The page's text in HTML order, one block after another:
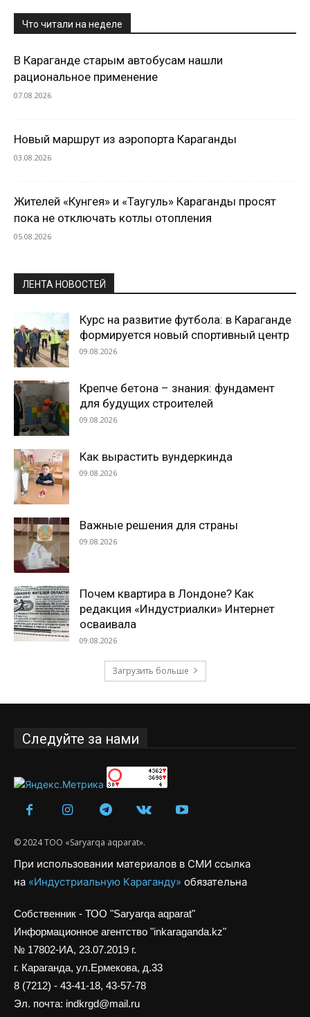
Что читали на неделе
В Караганде старым автобусам нашли
рациональное применение
07.08.2026
Новый маршрут из аэропорта Караганды
03.08.2026
Жителей «Кунгея» и «Таугуль» Караганды просят
пока не отключать котлы отопления
05.08.2026
ЛЕНТА НОВОСТЕЙ
Курс на развитие футбола: в Караганде
формируется новый спортивный центр
09.08.2026
Крепче бетона – знания: фундамент
для будущих строителей
09.08.2026
Как вырастить вундеркинда
09.08.2026
Важные решения для страны
09.08.2026
Почем квартира в Лондоне? Как
редакция «Индустриалки» Интернет
осваивала
09.08.2026
Загрузить больше
Следуйте за нами
© 2024 ТОО «Saryarqa aqparat».
При использовании материалов в СМИ ссылка
на «Индустриальную Караганду» обязательна
Собственник - ТОО "Saryarqa aqparat"
Информационное агентство "inkaraganda.kz"
№ 17802-ИА, 23.07.2019 г.
г. Караганда, ул.Ермекова, д.33
8 (7212) - 43-41-18, 43-57-78
Эл. почта: indkrgd@mail.ru